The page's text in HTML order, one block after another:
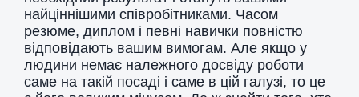
найціннішими співробітниками. Часом
резюме, диплом і певні навички повністю
відповідають вашим вимогам. Але якщо у
людини немає належного досвіду роботи
саме на такій посаді і саме в цій галузі, то це